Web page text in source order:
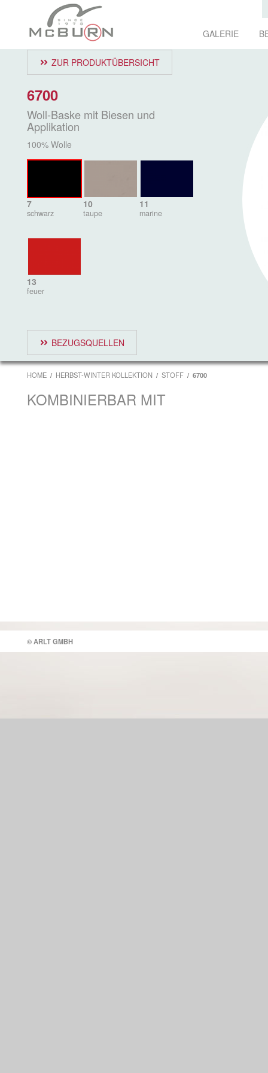
GALERIE
ZUR PRODUKTÜBERSICHT
6700
Woll-Baske mit Biesen und
Applikation
100% Wolle
7
schwarz
10
taupe
11
marine
13
feuer
BEZUGSQUELLEN
HOME HERBST-WINTER KOLLEKTION STOFF 6700
KOMBINIERBAR MIT
© ARLT GMBH